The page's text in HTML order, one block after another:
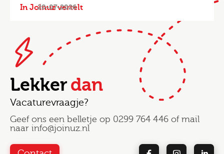
In Joinuz vertelt
20-07-2026
Lekkerdan
Vacaturevraagje?
Geef ons een belletje op 0299 764 446 of mail
naar info@joinuz.nl